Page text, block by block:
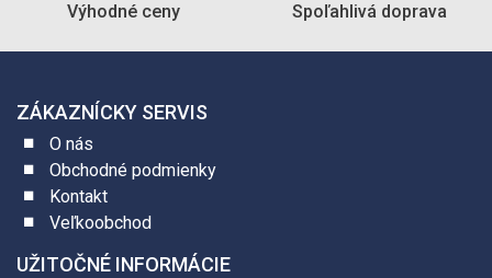
Výhodné ceny Spoľahlivá doprava
ZÁKAZNÍCKY SERVIS
O nás
Obchodné podmienky
Kontakt
Veľkoobchod
UŽITOČNÉ INFORMÁCIE